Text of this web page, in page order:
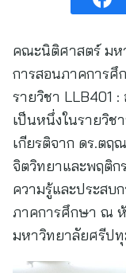
คณะนิติศาสตร์ มห
การสอนภาคการศึ
รายวิชา LLB401
เป็นหนึ่งในรายวิช
เกียรติจาก ดร.ตฤ
จิตวิทยาและพฤติก
ความรู้และประสบ
ภาคการศึกษา ณ ห้
มหาวิทยาลัยศรีป